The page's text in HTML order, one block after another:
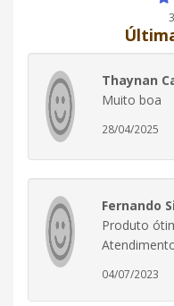
Thaynan
Muito boa
28/04/2025
Fernando
Produto
04/07/2023